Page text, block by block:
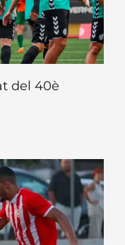
del 40è